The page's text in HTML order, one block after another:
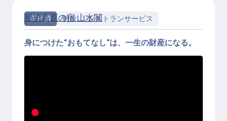
正社員 料飲 レストランサービス
料飲サービス｜20〜30代活躍中／残
那須高原の宿 山水閣
身につけた“おもてなし”は、一生の財産になる。